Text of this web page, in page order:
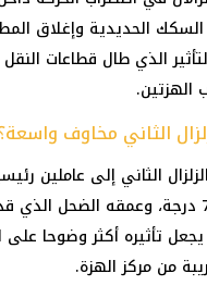
الحديدية وإغلاق
الذي طال قطاعات النقل
الهزتين.
الثاني مخاوف
الثاني إلى عاملين
يجعل تأثيره أكثر وضوحا
من مركز الهزة.